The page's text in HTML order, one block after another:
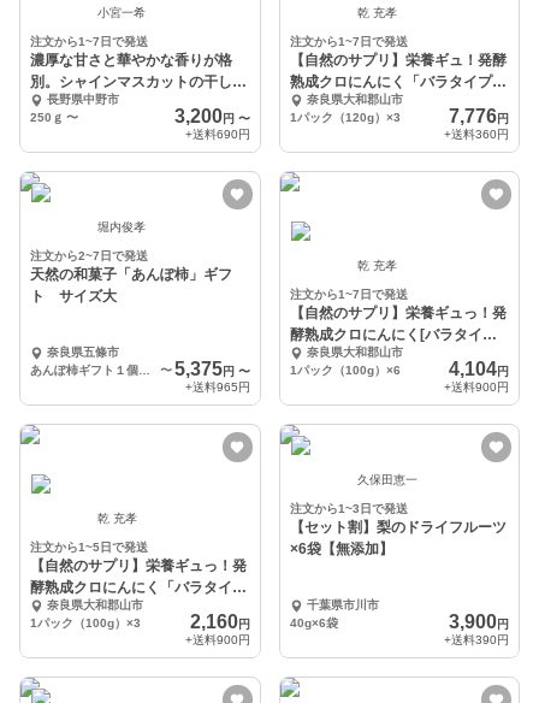
小宮一希
注文から1~7日で発送
濃厚な甘さと華やかな香りが格
別。シャインマスカットの干しぶ
どう250ｇ～1kg
長野県中野市
250ｇ 〜 3,200円 〜
+送料690円
乾 充孝
注文から1~7日で発送
【自然のサプリ】栄養ギュ！発酵
熟成クロにんにく「バラタイプ
100g×12パック」
奈良県大和郡山市
1パック（120g）×3
7,776円
+送料360円
堀内俊孝
注文から2~7日で発送
天然の和菓子「あんぽ柿」ギフ
ト サイズ大
奈良県五條市
〜 5,375円 〜
+送料965円
乾 充孝
注文から1~7日で発送
【自然のサプリ】栄養ギュっ！発
酵熟成クロにんにく[バラタイプ
100g×6パック]
奈良県大和郡山市
1パック（100g）×6
4,104円
+送料900円
乾 充孝
注文から1~5日で発送
【自然のサプリ】栄養ギュっ！発
酵熟成クロにんにく「バラタイプ
100g×3パック」
奈良県大和郡山市
1パック（100g）×3
2,160円
+送料900円
久保田恵一
注文から1~3日で発送
【セット割】梨のドライフルーツ
×6袋【無添加】
千葉県市川市
40g×6袋
3,900円
+送料390円